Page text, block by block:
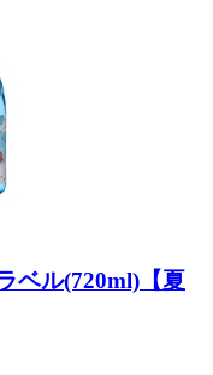
ベル(720ml)【夏